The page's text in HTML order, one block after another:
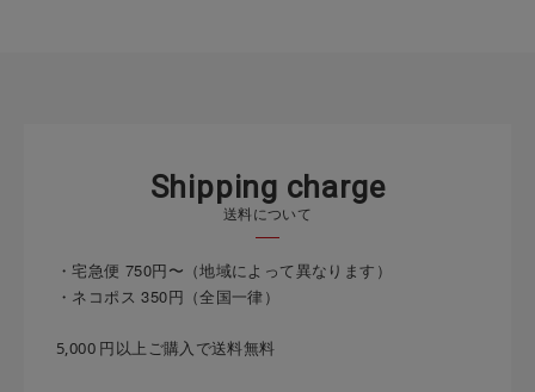
Shipping charge
送料について
・宅急便 750円〜（地域によって異なります）
・ネコポス 350円（全国一律）
5,000 円以上ご購入で送料無料